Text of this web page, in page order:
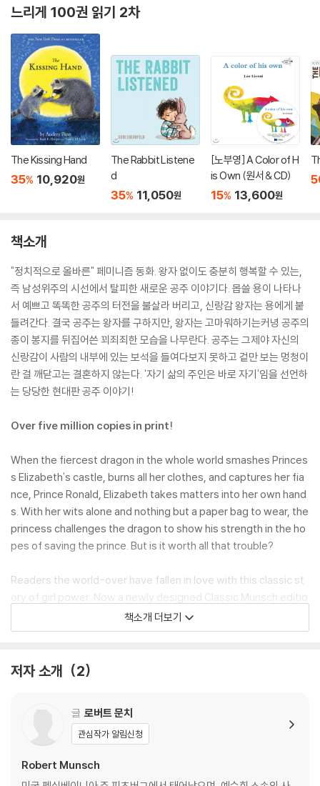
느리게 100권 읽기 2차
The Kissing Hand
35% 10,920원
The Rabbit Listene
d
35% 11,050원
[노부영] A Color of H
is Own (원서 & CD)
15% 13,600원
책소개
"정치적으로 올바른" 페미니즘 동화. 왕자 없이도 충분히 행복할 수 있는,
즉 남성위주의 시선에서 탈피한 새로운 공주 이야기다. 몹쓸 용이 나타나
서 예쁘고 똑똑한 공주의 터전을 불살라 버리고, 신랑감 왕자는 용에게 붙
들려간다. 결국 공주는 왕자를 구하지만, 왕자는 고마워하기는커녕 공주의
종이 봉지를 뒤집어쓴 꾀죄죄한 모습을 나무란다. 공주는 그제야 자신의
신랑감이 사람의 내부에 있는 보석을 들여다보지 못하고 겉만 보는 멍청이
란 걸 깨닫고는 결혼하지 않는다. '자기 삶의 주인은 바로 자기'임을 선언하
는 당당한 현대판 공주 이야기!
Over five million copies in print!
When the fiercest dragon in the whole world smashes Princes
s Elizabeth's castle, burns all her clothes, and captures her fia
nce, Prince Ronald, Elizabeth takes matters into her own hand
s. With her wits alone and nothing but a paper bag to wear, the
princess challenges the dragon to show his strength in the ho
pes of saving the prince. But is it worth all that trouble?
Readers the world-over have fallen in love with this classic st
ory of girl power. Now a newly designed Classic Munsch editio
n will introduce the tale to a new generation of young feminist
s.
책소개 더보기
저자 소개 2
글 로버트 문치
관심작가 알림신청
Robert Munsch